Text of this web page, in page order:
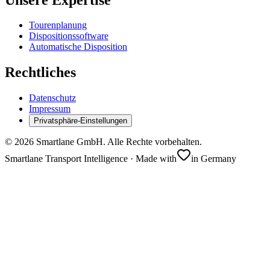
Tourenplanung
Dispositionssoftware
Automatische Disposition
Rechtliches
Datenschutz
Impressum
Privatsphäre-Einstellungen
© 2026 Smartlane GmbH. Alle Rechte vorbehalten.
Smartlane Transport Intelligence · Made with
in Germany